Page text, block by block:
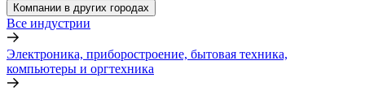
Компании в других городах
Все индустрии
Электроника, приборостроение, бытовая техника,
компьютеры и оргтехника